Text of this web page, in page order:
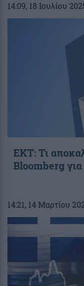
14:09, 18 Ιουλίου
ΕΚΤ: Τι
Bloomberg για
14:21, 14 Μαρτίου